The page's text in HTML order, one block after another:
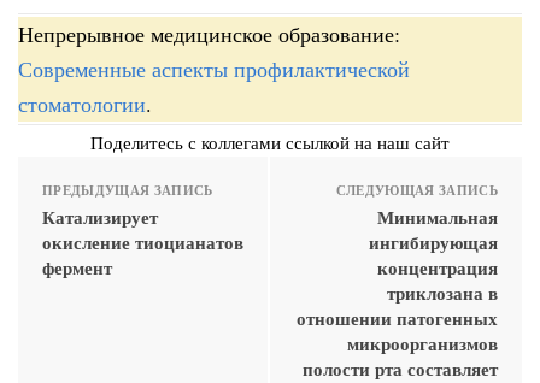
Непрерывное медицинское образование:
Современные аспекты профилактической
стоматологии.
Поделитесь с коллегами ссылкой на наш сайт
ПРЕДЫДУЩАЯ ЗАПИСЬ
Катализирует
окисление тиоцианатов
фермент
СЛЕДУЮЩАЯ ЗАПИСЬ
Минимальная
ингибирующая
концентрация
триклозана в
отношении патогенных
микроорганизмов
полости рта составляет